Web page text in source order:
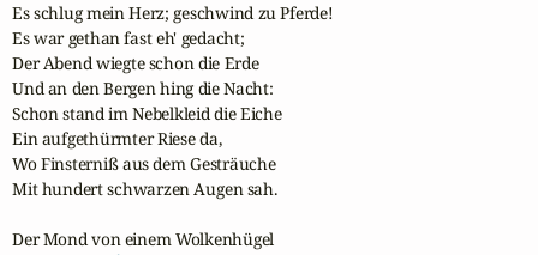
Es schlug mein Herz; geschwind zu Pferde!
Es war gethan fast eh' gedacht;
Der Abend wiegte schon die Erde
Und an den Bergen hing die Nacht:
Schon stand im Nebelkleid die Eiche
Ein aufgethürmter Riese da,
Wo Finsterniß aus dem Gesträuche
Mit hundert schwarzen Augen sah.
Der Mond von einem Wolkenhügel